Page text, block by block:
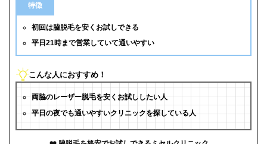
特徴
初回は脇脱毛を安くお試しできる
平日21時まで営業していて通いやすい
こんな人におすすめ！
両脇のレーザー脱毛を安くお試ししたい人
平日の夜でも通いやすいクリニックを探している人